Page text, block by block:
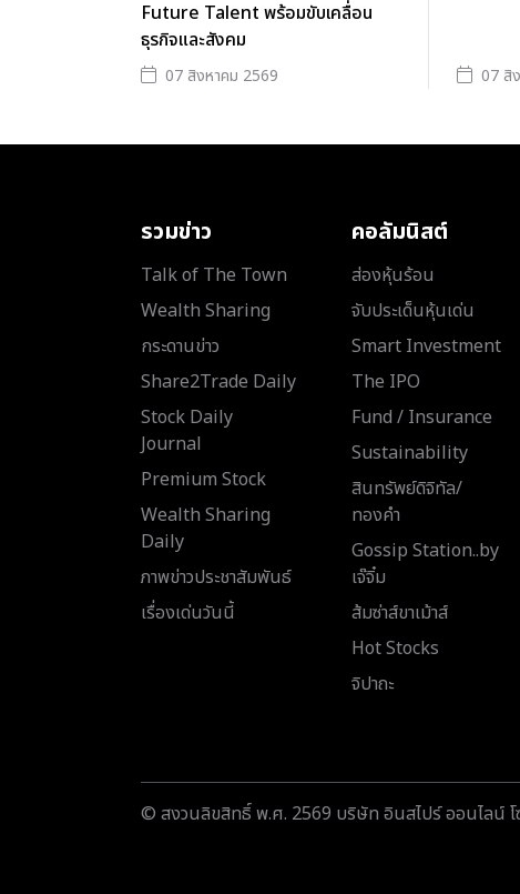
Future Talent พร้อมขับเคลื่อน
ธุรกิจและสังคม
07 สิงหาคม 2569 07 สิ
รวมข่าว
Talk of The Town
Wealth Sharing
กระดานข่าว
Share2Trade Daily
Stock Daily
Journal
Premium Stock
Wealth Sharing
Daily
ภาพข่าวประชาสัมพันธ์
เรื่องเด่นวันนี้
คอลัมนิสต์
ส่องหุ้นร้อน
จับประเด็นหุ้นเด่น
Smart Investment
The IPO
Fund / Insurance
Sustainability
สินทรัพย์ดิจิทัล/
ทองคำ
Gossip Station..by
เจ๊จิ๋ม
ส้มซ่าส์ขาเม้าส์
Hot Stocks
จิปาถะ
© สงวนลิขสิทธิ์ พ.ศ. 2569 บริษัท อินสไปร์ ออนไลน์ โ